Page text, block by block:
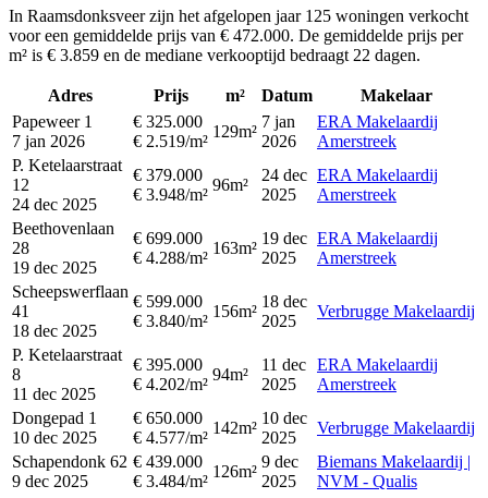
In Raamsdonksveer zijn het afgelopen jaar 125 woningen verkocht
voor een gemiddelde prijs van € 472.000. De gemiddelde prijs per
m² is € 3.859 en de mediane verkooptijd bedraagt 22 dagen.
Adres Prijs m² Datum
Makelaar
Papeweer 1
7 jan 2026
€ 325.000
€ 2.519/m²
129m²
7 jan
2026
ERA Makelaardij
Amerstreek
P. Ketelaarstraat
12
24 dec 2025
€ 379.000
€ 3.948/m²
96m²
24 dec
2025
ERA Makelaardij
Amerstreek
Beethovenlaan
28
19 dec 2025
€ 699.000
€ 4.288/m²
163m²
19 dec
2025
ERA Makelaardij
Amerstreek
Scheepswerflaan
41
18 dec 2025
€ 599.000
€ 3.840/m²
156m²
18 dec
2025
Verbrugge Makelaardij
P. Ketelaarstraat
8
11 dec 2025
€ 395.000
€ 4.202/m²
94m²
11 dec
2025
ERA Makelaardij
Amerstreek
Dongepad 1
10 dec 2025
€ 650.000
€ 4.577/m²
142m²
10 dec
2025
Verbrugge Makelaardij
Schapendonk 62
9 dec 2025
€ 439.000
€ 3.484/m²
126m²
9 dec
2025
Biemans Makelaardij |
NVM - Qualis